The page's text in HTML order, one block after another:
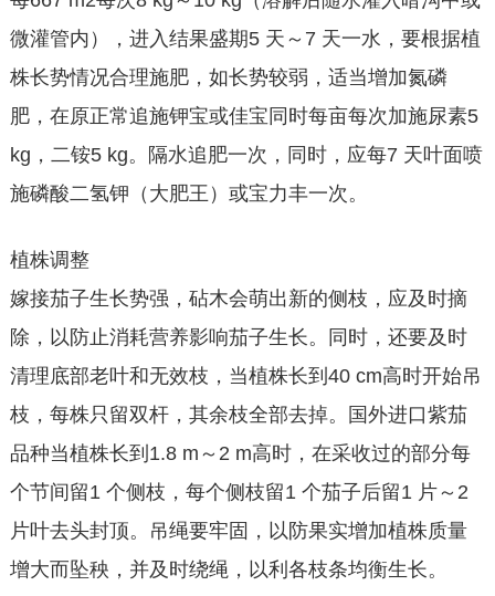
微灌管内），进入结果盛期5 天～7 天一水，要根据植
株长势情况合理施肥，如长势较弱，适当增加氮磷
肥，在原正常追施钾宝或佳宝同时每亩每次加施尿素5
kg，二铵5 kg。隔水追肥一次，同时，应每7 天叶面喷
施磷酸二氢钾（大肥王）或宝力丰一次。
植株调整
嫁接茄子生长势强，砧木会萌出新的侧枝，应及时摘
除，以防止消耗营养影响茄子生长。同时，还要及时
清理底部老叶和无效枝，当植株长到40 cm高时开始吊
枝，每株只留双杆，其余枝全部去掉。国外进口紫茄
品种当植株长到1.8 m～2 m高时，在采收过的部分每
个节间留1 个侧枝，每个侧枝留1 个茄子后留1 片～2
片叶去头封顶。吊绳要牢固，以防果实增加植株质量
增大而坠秧，并及时绕绳，以利各枝条均衡生长。